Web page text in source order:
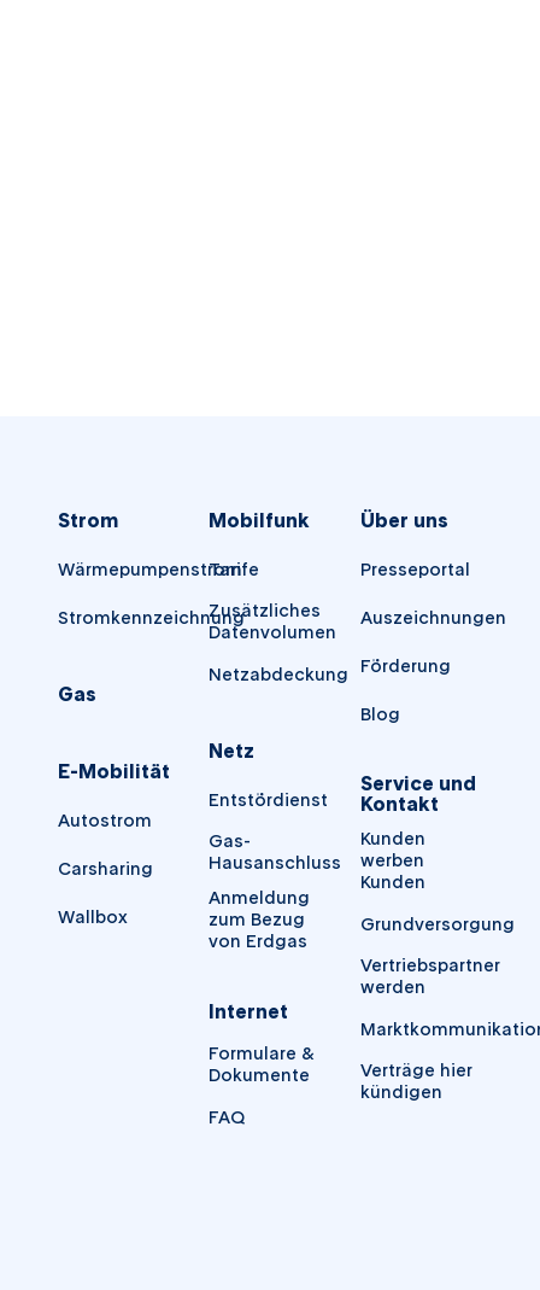
Strom
Wärmepumpenstrom
Stromkennzeichnung
Gas
E-Mobilität
Autostrom
Carsharing
Wallbox
Mobilfunk
Tarife
Zusätzliches
Datenvolumen
Netzabdeckung
Netz
Entstördienst
Gas-
Hausanschluss
Anmeldung
zum Bezug
von Erdgas
Internet
Formulare &
Dokumente
FAQ
Über uns
Presseportal
Auszeichnungen
Förderung
Blog
Service und
Kontakt
Kunden
werben
Kunden
Grundversorgung
Vertriebspartner
werden
Verträge hier
kündigen